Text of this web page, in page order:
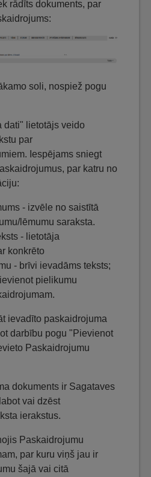
rādīts dokuments, par
soli, nospiež pogu
dati" lietotājs veido
par
Iespējams sniegt
par katru no
- izvēle no saistītā
lēmumu saraksta.
- lietotāja
konkrēto
- brīvi ievadāms teksts;
pielikumu
ievadīto paskaidrojuma
darbību pogu "Pievienot
Paskaidrojumu
dokuments ir Sagataves
vai dzēst
ierakstus.
Paskaidrojumu
par kuru viņš jau ir
šajā vai citā